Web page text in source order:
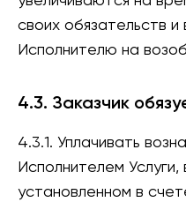
своих обязательств
Исполнителю на
4.3. Заказчик
4.3.1. Уплачивать
Исполнителем
установленном в